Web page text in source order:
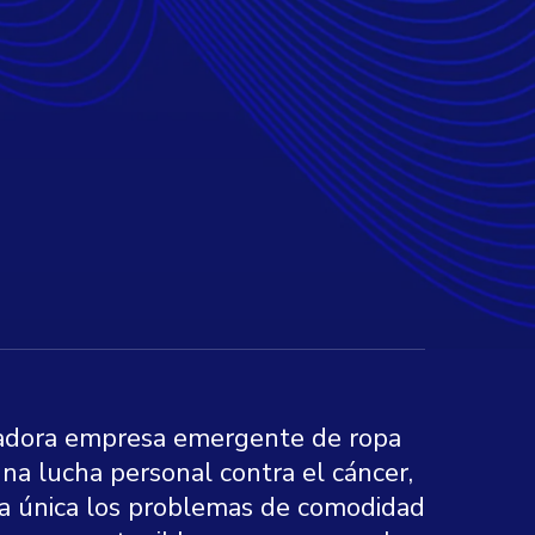
empresa emergente de ropa
lucha personal contra el cáncer,
única los problemas de comodidad